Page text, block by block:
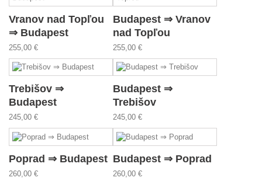
Vranov nad Topľou
⇒ Budapest
255,00 €
Budapest ⇒ Vranov
nad Topľou
255,00 €
Trebišov ⇒
Budapest
245,00 €
Budapest ⇒
Trebišov
245,00 €
Poprad ⇒ Budapest
260,00 €
Budapest ⇒ Poprad
260,00 €